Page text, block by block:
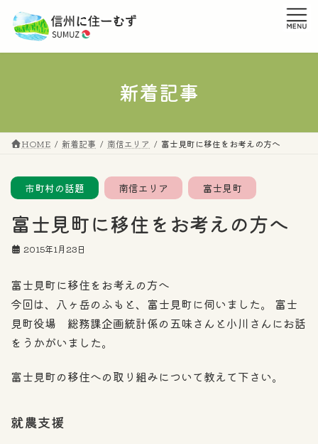
ン
プ
ー
動
新着記事
HOME 新着記事 南信エリア 富士見町に移住をお考えの方へ
富士見町に移住をお考えの方へ
2015年1月23日
富士見町に移住をお考えの方へ
今回は、八ヶ岳のふもと、富士見町に伺いました。 富士
見町役場 総務課企画統計係の五味さんと小川さんにお話
をうかがいました。
富士見町の移住への取り組みについて教えて下さい。
就農支援
南信エリア 富士見町
市町村の話題